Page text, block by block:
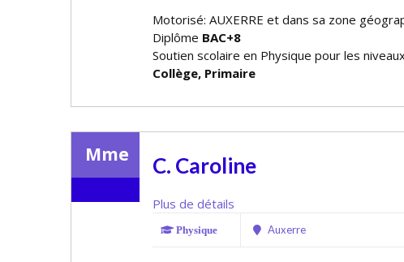
Motorisé: AUXERRE et dans sa zone
Diplôme BAC+8
Soutien scolaire en Physique pour les
Collège, Primaire
Mme C. Caroline
Plus de détails
Physique Auxerre